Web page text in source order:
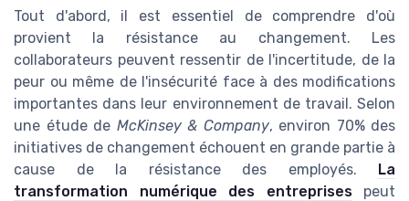
Tout d'abord, il est essentiel de comprendre d'où
provient la résistance au changement. Les
collaborateurs peuvent ressentir de l'incertitude, de la
peur ou même de l'insécurité face à des modifications
importantes dans leur environnement de travail. Selon
une étude de McKinsey & Company, environ 70% des
initiatives de changement échouent en grande partie à
cause de la résistance des employés.
La
transformation numérique des entreprisespeut